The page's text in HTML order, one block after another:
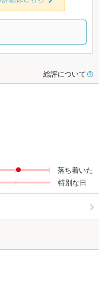
総評について
落ち着いた
特別な日